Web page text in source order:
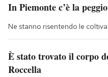
In Piemonte c’è la
Ne stanno risentendo le
È stato trovato il corpo
Roccella